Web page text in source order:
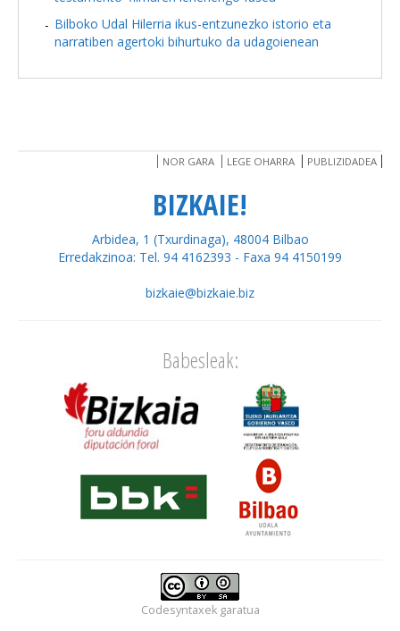
Bilboko Udal Hilerria ikus-entzunezko istorio eta
narratiben agertoki bihurtuko da udagoienean
NOR GARA LEGE OHARRA PUBLIZIDADEA
BIZKAIE!
Arbidea, 1 (Txurdinaga), 48004 Bilbao
Erredakzinoa: Tel. 94 4162393 - Faxa 94 4150199
bizkaie@bizkaie.biz
Babesleak:
Codesyntaxekgaratua